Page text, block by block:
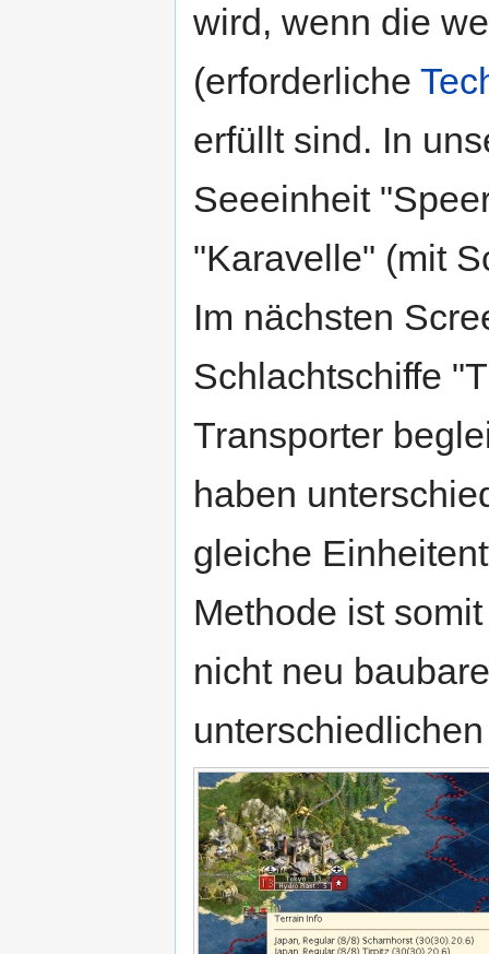
wird, wenn die
(erforderliche
erfüllt sind. In
Seeeinheit
"Karavelle" (mit
Im nächsten
Schlachtschiffe
Transporter
haben
gleiche
Methode ist
nicht neu